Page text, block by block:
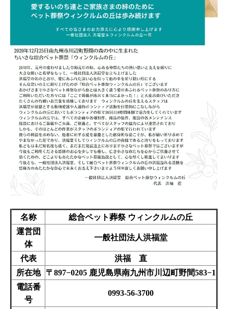
名称
総合ペット葬祭 ウィンクルムの丘
運営団
体
一般社団法人洪福堂
代表
洪福 直
所在地
〒897−0205 鹿児島県南九州市川辺町野間583−1
電話番
号
0993-56-3700